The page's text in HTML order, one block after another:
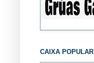
CAIXA POPULAR